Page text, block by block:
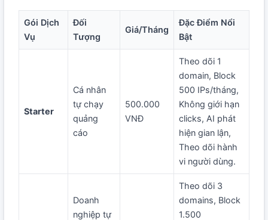
Gói Dịch
Vụ
Đối
Tượng
Giá/Tháng
Đặc Điểm Nổi
Bật
Starter
Cá nhân
tự chạy
quảng
cáo
500.000
VNĐ
Theo dõi 1
domain, Block
500 IPs/tháng,
Không giới hạn
clicks, AI phát
hiện gian lận,
Theo dõi hành
vi người dùng.
Doanh
nghiệp tự
Theo dõi 3
domains, Block
1.500